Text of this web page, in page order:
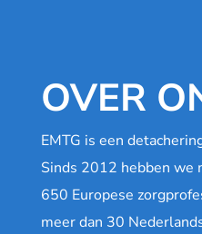
OVER
EMTG is een
Sinds 2012 hebben we
650 Europese
meer dan 30